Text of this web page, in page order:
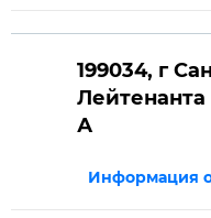
199034, г
А
Информация